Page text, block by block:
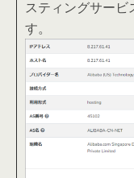
スティングサービ
す。